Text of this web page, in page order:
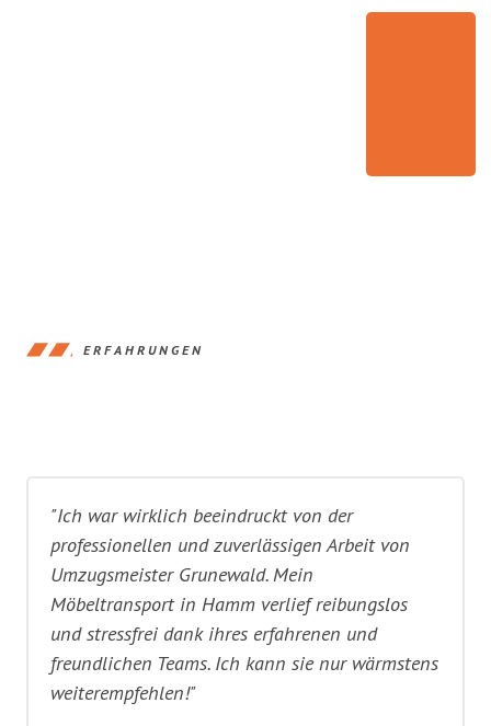
ERFAHRUNGEN
"Ich war wirklich beeindruckt von der
professionellen und zuverlässigen Arbeit von
Umzugsmeister Grunewald. Mein
Möbeltransport in Hamm verlief reibungslos
und stressfrei dank ihres erfahrenen und
freundlichen Teams. Ich kann sie nur wärmstens
weiterempfehlen!"